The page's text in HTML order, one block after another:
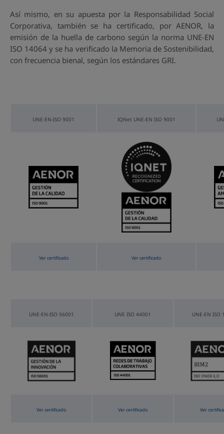
Así mismo, en su apuesta por la Responsabilidad Social
Corporativa, también se ha certificado, por AENOR, la
emisión de la huella de carbono según la norma UNE-EN
ISO 14064 y se ha verificado la Memoria de Sostenibilidad,
con frecuencia bienal, según los estándares GRI.
UNE-EN-ISO 9001 IQNet UNE-EN ISO 9001
Ver certificado Ver certificado
UNE-EN-ISO 56001 UNE ISO 44001 UNE-EN ISO
Ver certificado Ver certificado Ver